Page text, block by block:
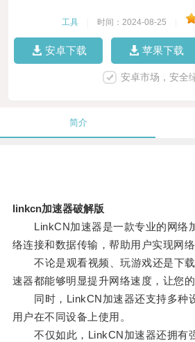
工具 时间：2024-08-25
安卓下载 苹果下载
安卓市场，安全
简介
linkcn加速器破解版
LinkCN加速器是一款专业的网络
络连接和数据传输，帮助用户实现网络
不论是观看视频、玩游戏还是下载
速器都能够明显提升网络速度，让您的
同时，LinkCN加速器还支持多种
用户在不同设备上使用。
不仅如此，LinkCN加速器还拥有